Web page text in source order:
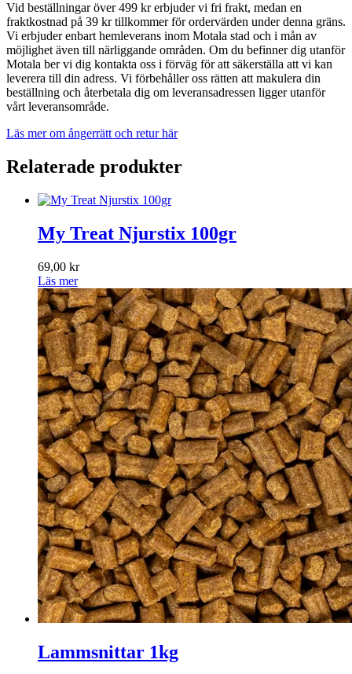
Vid beställningar över 499 kr erbjuder vi fri frakt, medan en
fraktkostnad på 39 kr tillkommer för ordervärden under denna gräns.
Vi erbjuder enbart hemleverans inom Motala stad och i mån av
möjlighet även till närliggande områden. Om du befinner dig utanför
Motala ber vi dig kontakta oss i förväg för att säkerställa att vi kan
leverera till din adress. Vi förbehåller oss rätten att makulera din
beställning och återbetala dig om leveransadressen ligger utanför
vårt leveransområde.
Läs mer om ångerrätt och retur här
Relaterade produkter
My Treat Njurstix 100gr
69,00 kr
Läs mer
Lammsnittar 1kg